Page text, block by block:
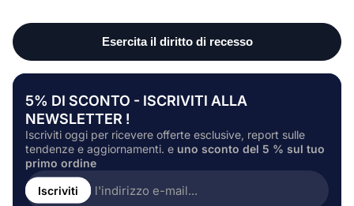
5% DI SCONTO - ISCRIVITI ALLA
NEWSLETTER !
Iscriviti oggi per ricevere offerte esclusive, report sulle
tendenze e aggiornamenti. e uno sconto del 5 % sul tuo
primo ordine
Inserire
l'indirizzo
Iscriviti